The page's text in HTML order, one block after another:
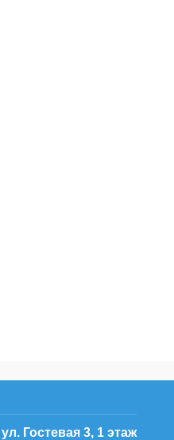
Гостевая 3, 1 этаж